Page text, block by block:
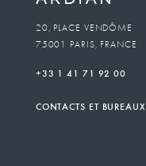
20, PLACE VENDÔME
75001 PARIS, FRANCE
+33 1 41 71 92 00
CONTACTS ET BUREAUX